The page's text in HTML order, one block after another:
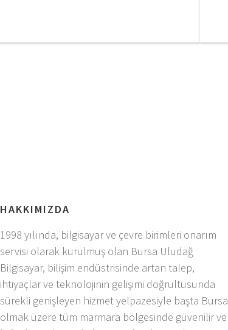
HAKKIMIZDA
1998 yılında, bilgisayar ve çevre birimleri onarım
servisi olarak kurulmuş olan Bursa Uludağ
Bilgisayar, bilişim endüstrisinde artan talep,
ihtiyaçlar ve teknolojinin gelişimi doğrultusunda
sürekli genişleyen hizmet yelpazesiyle başta Bursa
olmak üzere tüm marmara bölgesinde güvenilir ve